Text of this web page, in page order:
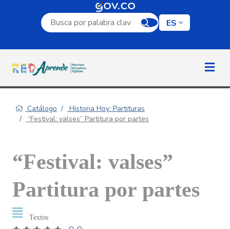
Campo de búsqueda por palabra clave
ES
Catálogo
Historia Hoy: Partituras
“Festival: valses” Partitura por partes
“Festival: valses”
Partitura por partes
Textos